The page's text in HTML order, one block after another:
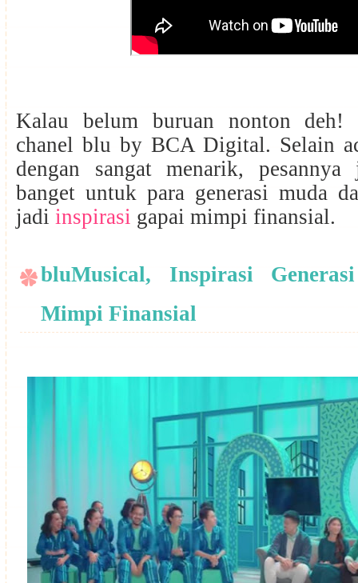
Kalau belum buruan nonton deh!
chanel blu by BCA Digital. Selain
dengan sangat menarik,
banget untuk para generasi muda
jadi inspirasi gapai mimpi finansial.
bluMusical, Inspirasi
Mimpi Finansial